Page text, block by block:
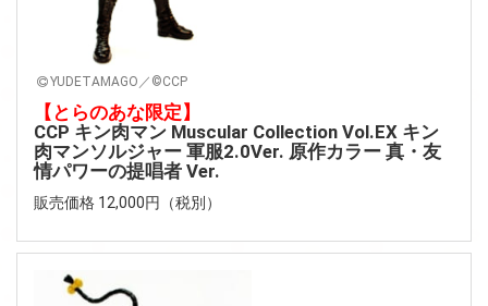
YUDETAMAGO／©CCP
【とらのあな限定】
CCP キン肉マン Muscular Collection Vol.EX キン
肉マンソルジャー 軍服2.0Ver. 原作カラー 真・友
情パワーの提唱者 Ver.
販売価格 12,000円（税別）